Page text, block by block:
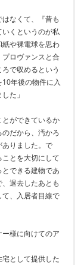
なくて、『昔も
くというのが私
や裸電球を思わ
ロヴァンスと合
で収めるという
年後の物件に入
た」
とができているか
だから、汚かろ
りました。で
とを大切にして
できる建物であ
退去したあとも
、入居者目線で
様に向けてのア
宅として提供した